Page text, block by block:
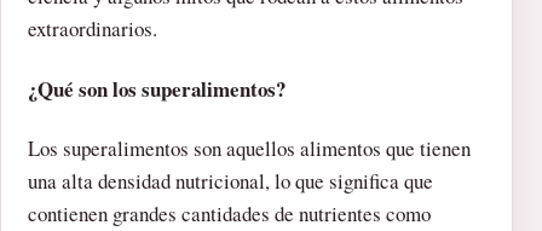
extraordinarios.
¿Qué son los superalimentos?
Los superalimentos son aquellos alimentos que tienen
una alta densidad nutricional, lo que significa que
contienen grandes cantidades de nutrientes como